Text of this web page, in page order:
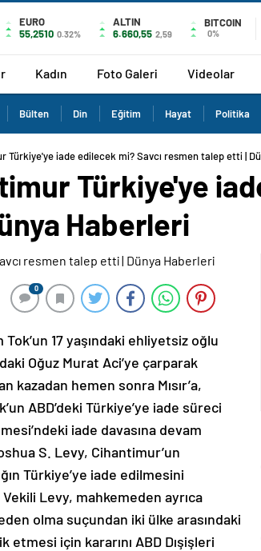
EURO
55,2510 0.32%
ALTIN
6.660,55 2,59
BITCOIN
0%
Kadın Foto Galeri Videolar
Bülten Din Eğitim Hayat Politika
Türkiye'ye iade edilecek mi? Savcı resmen talep etti |
Türkiye'ye
Haberleri
0
17 yaşındaki ehliyetsiz oğlu
Oğuz Murat Aci’ye çarparak
kazadan hemen sonra Mısır’a,
ABD’deki Türkiye’ye iade süreci
iade davasına devam
S. Levy, Cihantimur’un
Türkiye’ye iade edilmesini
Vekili Levy, mahkemeden ayrıca
olma suçundan iki ülke arasındaki
için kararını ABD Dışişleri